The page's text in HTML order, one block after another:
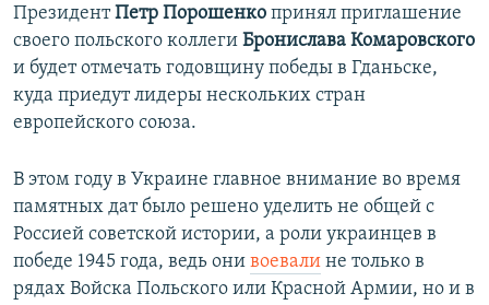
ПрезидентПетр Порошенко принял приглашение
своего польского коллеги Бронислава Комаровского
и будет отмечать годовщину победы в Гданьске,
куда приедут лидеры нескольких стран
европейского союза.
В этом году в Украине главное внимание во время
памятных дат было решено уделить не общей с
Россией советской истории, а роли украинцев в
победе 1945 года, ведь они воевали не только в
рядах Войска Польского или Красной Армии, но и в